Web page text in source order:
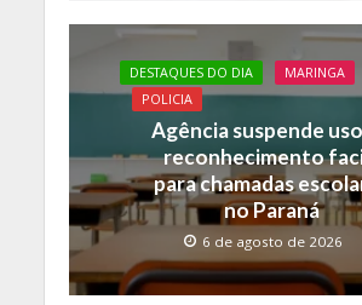
DESTAQUES DO DIA
MARINGA
POLICIA
Agência suspende
reconhecimento
para chamadas
no Paraná
6 de agosto de 2026